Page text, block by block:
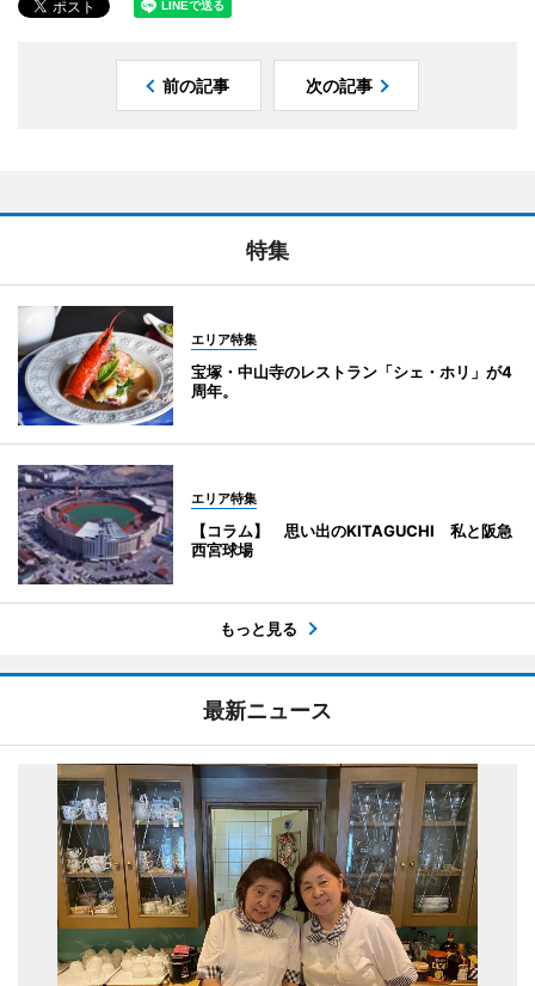
前の記事 次の記事
特集
エリア特集
宝塚・中山寺のレストラン「シェ・ホリ」が4
周年。
エリア特集
【コラム】 思い出のKITAGUCHI 私と阪急
西宮球場
もっと見る
最新ニュース